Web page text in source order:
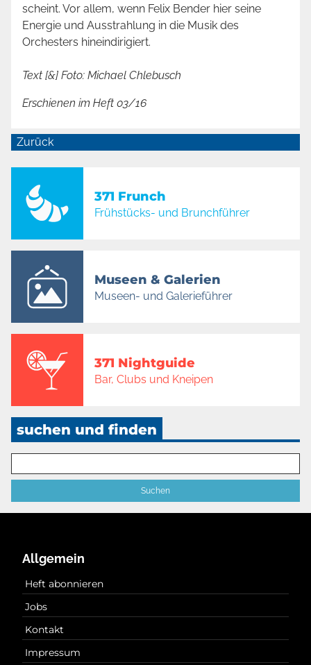
scheint. Vor allem, wenn Felix Bender hier seine
Energie und Ausstrahlung in die Musik des
Orchesters hineindirigiert.
Text [&] Foto: Michael Chlebusch
Erschienen im Heft 03/16
Zurück
371 Frunch
Frühstücks- und Brunchführer
Museen & Galerien
Museen- und Galerieführer
371 Nightguide
Bar, Clubs und Kneipen
suchen und finden
Allgemein
Heft abonnieren
Jobs
Kontakt
Impressum